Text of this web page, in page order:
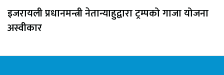
इजरायली प्रधानमन्त्री नेतान्याहुद्वारा ट्रम्पको गाजा योजना
अस्वीकार